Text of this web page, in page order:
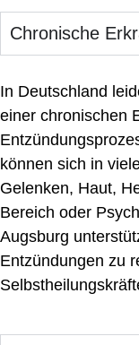
Chronische
In Deutschland
einer chronischen
können sich in
Gelenken, Haut,
Bereich oder
Augsburg
Entzündungen zu